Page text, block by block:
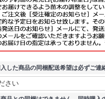
入した商品の同梱配送希望は必ずご連